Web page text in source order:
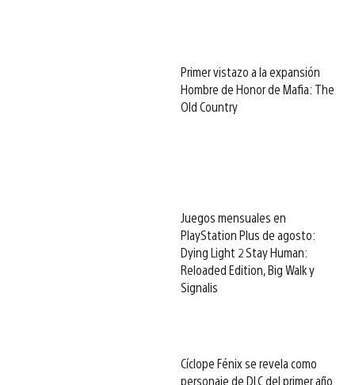
Primer vistazo a la expansión
Hombre de Honor de Mafia: The
Old Country
Juegos mensuales en
PlayStation Plus de agosto:
Dying Light 2 Stay Human:
Reloaded Edition, Big Walk y
Signalis
Cíclope Fénix se revela como
personaje de DLC del primer año